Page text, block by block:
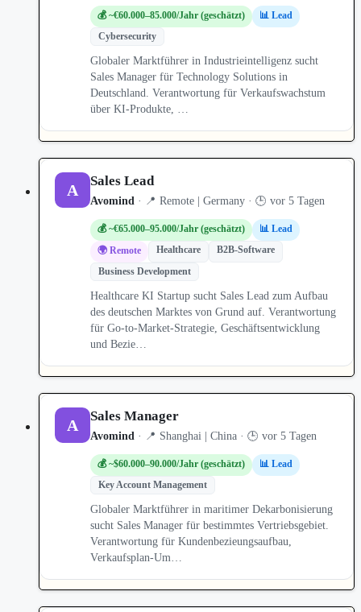
💰 ~€60.000–85.000/Jahr (geschätzt)
📊 Lead
Cybersecurity
Globaler Marktführer in Industrieintelligenz sucht
Sales Manager für Technology Solutions in
Deutschland. Verantwortung für Verkaufswachstum
über KI-Produkte, …
A Sales Lead
Avomind · 📍 Remote | Germany · 🕒 vor 5 Tagen
💰 ~€65.000–95.000/Jahr (geschätzt)
📊 Lead
🌍 Remote
Healthcare
B2B-Software
Business Development
Healthcare KI Startup sucht Sales Lead zum Aufbau
des deutschen Marktes von Grund auf. Verantwortung
für Go-to-Market-Strategie, Geschäftsentwicklung
und Bezie…
A Sales Manager
Avomind · 📍 Shanghai | China · 🕒 vor 5 Tagen
💰 ~$60.000–90.000/Jahr (geschätzt)
📊 Lead
Key Account Management
Globaler Marktführer in maritimer Dekarbonisierung
sucht Sales Manager für bestimmtes Vertriebsgebiet.
Verantwortung für Kundenbezieungsaufbau,
Verkaufsplan-Um…